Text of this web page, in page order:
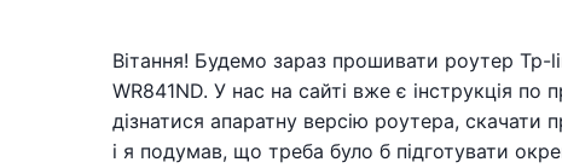
Вітання! Будемо зараз прошивати роутер Tp-
WR841ND. У нас на сайті вже є інструкція по
дізнатися апаратну версію роутера,
і я подумав, що треба було б підготувати